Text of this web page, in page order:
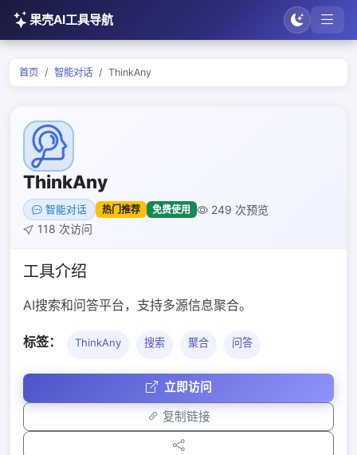
果壳AI工具导航
首页 智能对话 ThinkAny
ThinkAny
智能对话 热门推荐 免费使用
249 次预览
118 次访问
工具介绍
AI搜索和问答平台，支持多源信息聚合。
标签： ThinkAny 搜索 聚合 问答
立即访问
复制链接